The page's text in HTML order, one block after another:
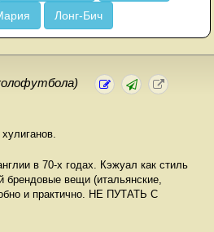
Лонг-Бич
в 70-х годах. Кэжуал как стиль
брендовые вещи (итальянские,
и практично. НЕ ПУТАТЬ С